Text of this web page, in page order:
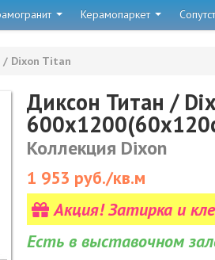
Керамопаркет
/ Dixon Titan
Диксон Титан /
Коллекция Dixon
1 953 руб./кв.м
Акция! Затирка и
Есть в выставочном